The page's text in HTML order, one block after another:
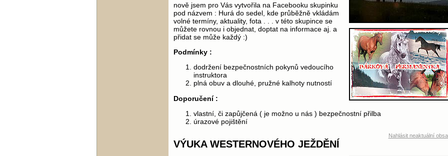
nově jsem pro Vás vytvořila na Facebooku skupinku
pod názvem : Hurá do sedel, kde průběžně vkládám
volné termíny, aktuality, fota . . . v této skupince se
můžete rovnou i objednat, doptat na informace aj. a
přidat se může každý :)
Podmínky :
dodržení bezpečnostních pokynů vedoucího
instruktora
plná obuv a dlouhé, pružné kalhoty nutností
Doporučení :
vlastní, či zapůjčená ( je možno u nás ) bezpečnostní přilba
úrazové pojištění
Nahlásit neaktuální
VÝUKA WESTERNOVÉHO JEŽDĚNÍ